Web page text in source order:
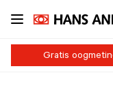
Ga
naar
inhoud
Gratis